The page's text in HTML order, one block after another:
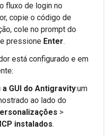
fluxo de login no
copie o código de
cole no prompt do
pressione Enter.
está configurado e em
a GUI do Antigravity:um
ao lado do
>
instalados.